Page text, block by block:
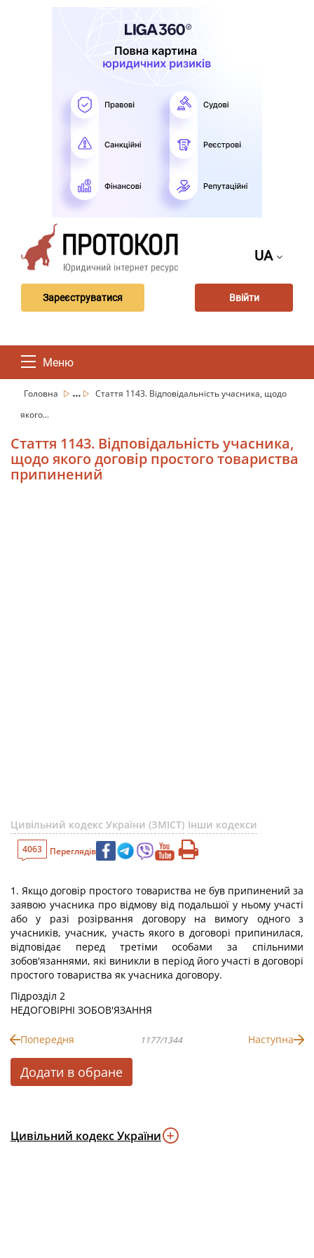
UA
Зареєструватися Ввійти
Меню
Головна ...
Стаття 1143. Відповідальність учасника, щодо
якого...
Стаття 1143. Відповідальність учасника,
щодо якого договір простого товариства
припинений
Цивільний кодекс України (ЗМІСТ) Інши кодекси
4063 Переглядів
1. Якщо договір простого товариства не був припинений за
заявою учасника про відмову від подальшої у ньому участі
або у разі розірвання договору на вимогу одного з
учасників, учасник, участь якого в договорі припинилася,
відповідає перед третіми особами за спільними
зобов'язаннями, які виникли в період його участі в договорі
простого товариства як учасника договору.
Підрозділ 2
НЕДОГОВІРНІ ЗОБОВ'ЯЗАННЯ
Попередня 1177/1344 Наступна
Додати в обране
Цивільний кодекс України